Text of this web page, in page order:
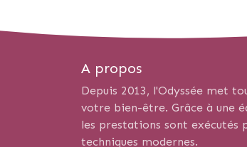
A propos
Depuis 2013, l'Odyssée met
votre bien-être. Grâce à une
les prestations sont exécutés
techniques modernes.